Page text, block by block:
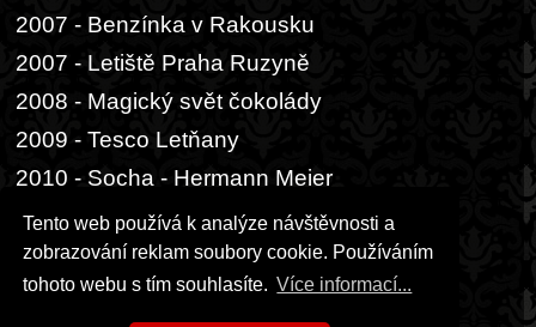
Tento web používá k analýze návštěvnosti a
zobrazování reklam soubory cookie. Používáním
tohoto webu s tím souhlasíte. Více informací...
2007 - Benzínka v Rakousku
2007 - Letiště Praha Ruzyně
2008 - Magický svět čokolády
2009 - Tesco Letňany
2010 - Socha - Hermann Meier
2014 - Buenos Aires, přístav
17 - Ostatní